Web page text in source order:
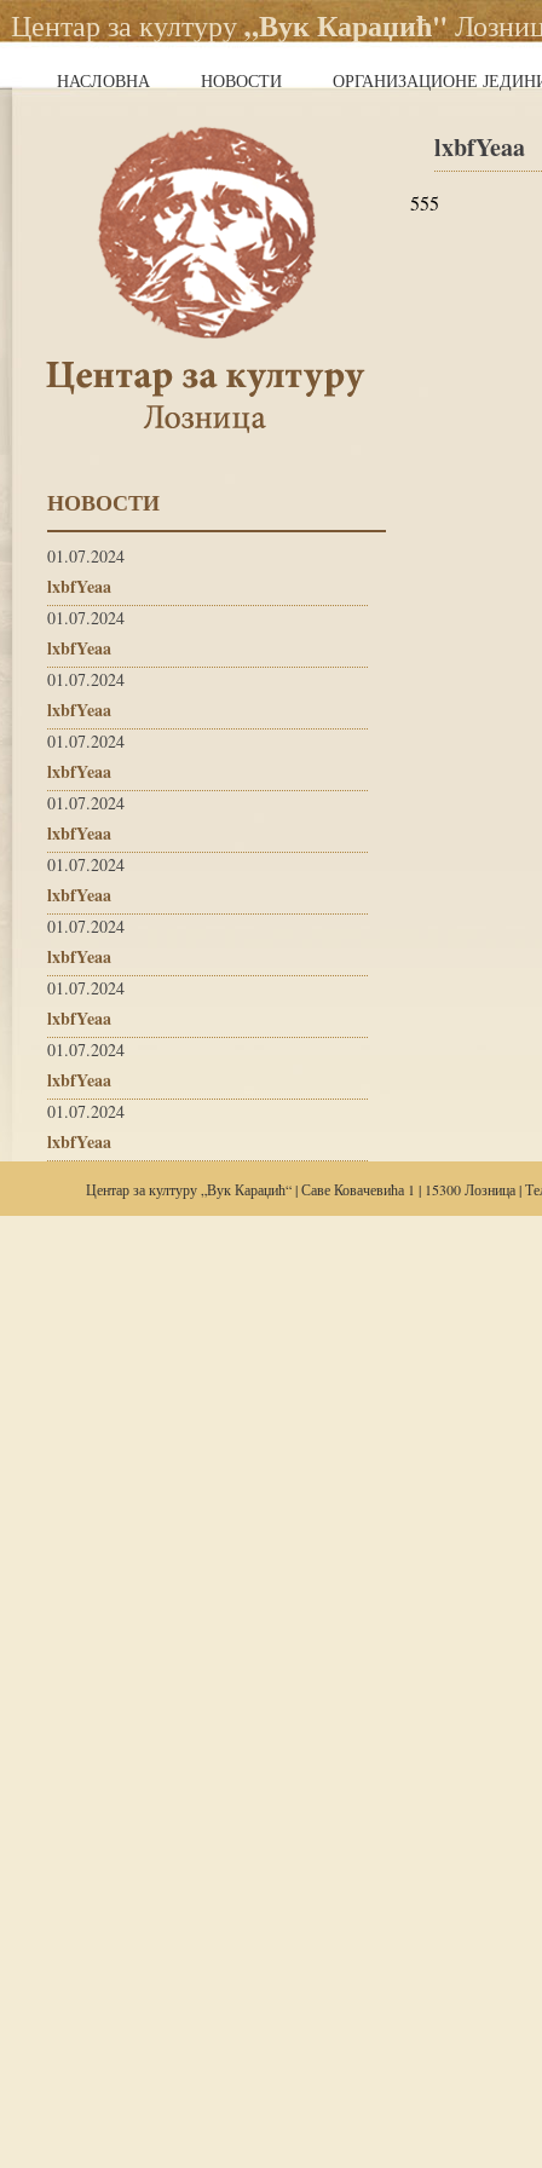
Центар за културу„Вук Караџић"
НАСЛОВНА НОВОСТИ ОРГАНИЗАЦИОНЕ
НОВОСТИ
01.07.2024
lxbfYeaa
01.07.2024
lxbfYeaa
01.07.2024
lxbfYeaa
01.07.2024
lxbfYeaa
01.07.2024
lxbfYeaa
01.07.2024
lxbfYeaa
01.07.2024
lxbfYeaa
01.07.2024
lxbfYeaa
01.07.2024
lxbfYeaa
01.07.2024
lxbfYeaa
lxbfYeaa
555
Центар закултуру „Вук Караџић“ | Саве Ковачевића 1 | 15300 Лозница |